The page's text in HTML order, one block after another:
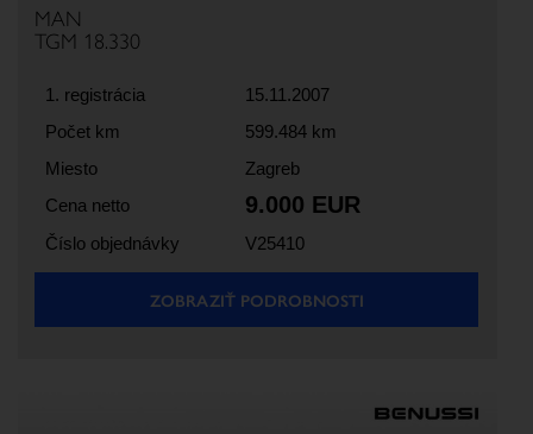
MAN
TGM 18.330
1. registrácia
15.11.2007
Počet km
599.484 km
Miesto
Zagreb
Cena netto
9.000 EUR
Číslo objednávky V25410
ZOBRAZIŤ PODROBNOSTI